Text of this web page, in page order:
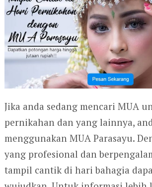
Jika anda sedang mencari MUA
pernikahan dan yang lainnya,
menggunakan MUA Parasayu.
yang profesional dan
tampil cantik di hari bahagia